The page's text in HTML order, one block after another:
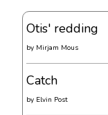
Otis' redding
by Mirjam Mous
Catch
by Elvin Post